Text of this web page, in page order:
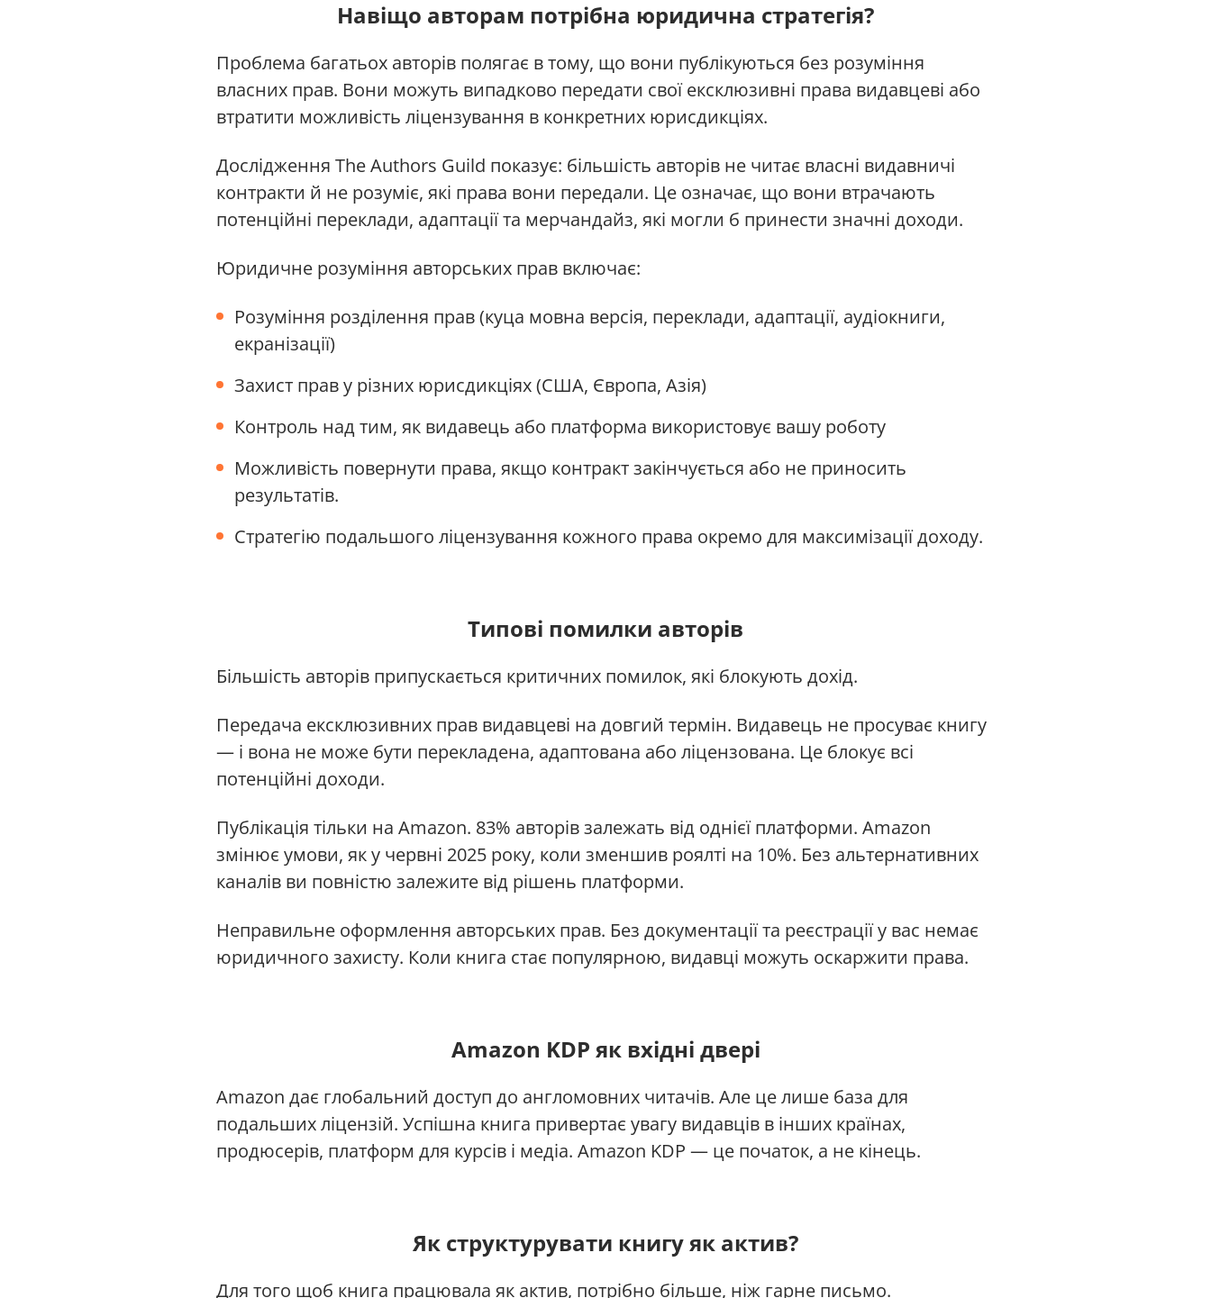
Навіщо авторам потрібна юридична стратегія?
Проблема багатьох авторів полягає в тому, що вони публікуються без розуміння
власних прав. Вони можуть випадково передати свої ексклюзивні права видавцеві або
втратити можливість ліцензування в конкретних юрисдикціях.
Дослідження The Authors Guild показує: більшість авторів не читає власні видавничі
контракти й не розуміє, які права вони передали. Це означає, що вони втрачають
потенційні переклади, адаптації та мерчандайз, які могли б принести значні доходи.
Юридичне розуміння авторських прав включає:
Розуміння розділення прав (куца мовна версія, переклади, адаптації, аудіокниги,
екранізації)
Захист прав у різних юрисдикціях (США, Європа, Азія)
Контроль над тим, як видавець або платформа використовує вашу роботу
Можливість повернути права, якщо контракт закінчується або не приносить
результатів.
Стратегію подальшого ліцензування кожного права окремо для максимізації доходу.
Типові помилки авторів
Більшість авторів припускається критичних помилок, які блокують дохід.
Передача ексклюзивних прав видавцеві на довгий термін. Видавець не просуває книгу
— і вона не може бути перекладена, адаптована або ліцензована. Це блокує всі
потенційні доходи.
Публікація тільки на Amazon. 83% авторів залежать від однієї платформи. Amazon
змінює умови, як у червні 2025 року, коли зменшив роялті на 10%. Без альтернативних
каналів ви повністю залежите від рішень платформи.
Неправильне оформлення авторських прав. Без документації та реєстрації у вас немає
юридичного захисту. Коли книга стає популярною, видавці можуть оскаржити права.
Amazon KDP як вхідні двері
Amazon дає глобальний доступ до англомовних читачів. Але це лише база для
подальших ліцензій. Успішна книга привертає увагу видавців в інших країнах,
продюсерів, платформ для курсів і медіа. Amazon KDP — це початок, а не кінець.
Як структурувати книгу як актив?
Для того щоб книга працювала як актив, потрібно більше, ніж гарне письмо.